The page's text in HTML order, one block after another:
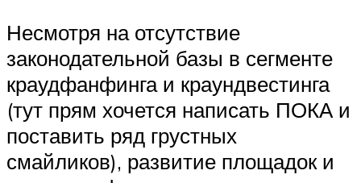
Несмотря на отсутствие
законодательной базы в сегменте
краудфанфинга и краундвестинга
(тут прям хочется написать ПОКА и
поставить ряд грустных
смайликов), развитие площадок и